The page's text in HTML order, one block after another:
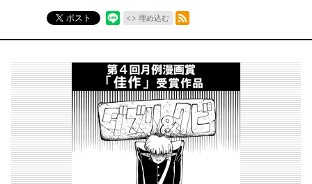
ポスト 埋め込む
RSSフィード